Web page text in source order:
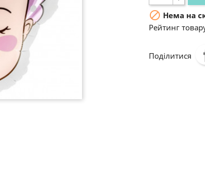
 Нема на
Рейтинг
Поділитися